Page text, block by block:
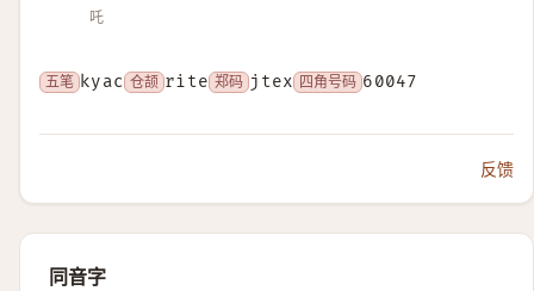
吒
五笔 kyac 仓颉 rite 郑码 jtex 四角号码 60047
反馈
同音字